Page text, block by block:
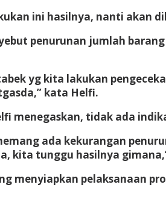
ini hasilnya, nanti akan
penurunan jumlah
yg kita lakukan
kata Helfi.
menegaskan, tidak ada
ada kekurangan
kita tunggu hasilnya
menyiapkan pelaksanaan